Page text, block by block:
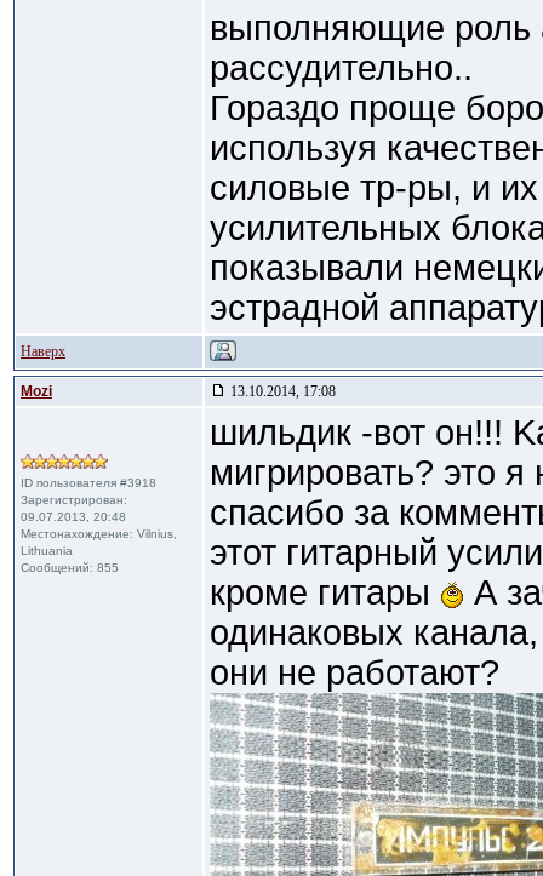
выполняющие роль
рассудительно..
Гораздо проще
используя
силовые тр-ры, и
усилительных
показывали
эстрадной
Наверх
Mozi 13.10.2014, 17:08
ID пользователя #3918
Зарегистрирован:
09.07.2013, 20:48
Местонахождение: Vilnius,
Lithuania
Сообщений: 855
шильдик -вот он!!!
мигрировать? это
спасибо за
этот гитарный
кроме гитары
А
одинаковых
они не работают?